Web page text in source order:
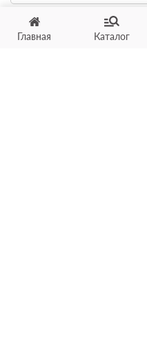
Главная Каталог